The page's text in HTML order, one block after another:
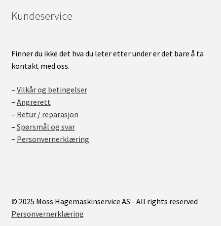
Kundeservice
Finner du ikke det hva du leter etter under er det bare å ta
kontakt med oss.
– Vilkår og betingelser
– Angrerett
– Retur / reparasjon
– Spørsmål og svar
– Personvernerklæring
© 2025 Moss Hagemaskinservice AS - All rights reserved
Personvernerklæring